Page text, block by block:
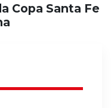
Copa Santa Fe